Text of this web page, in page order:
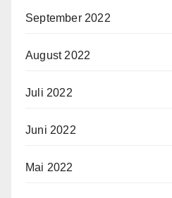
September 2022
August 2022
Juli 2022
Juni 2022
Mai 2022